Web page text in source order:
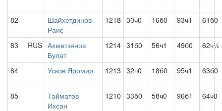
82
Шайхетдинов
Раис
1218 30ч0 16б0 93ч1 61б0
83 RUS Ахметзянов
Булат
1214 31б0 56ч1 49б0 62ч½
84 Усков Яромир 1213 32ч0 18б0 95ч1 63б0
85
Тайматов
Ихсан
1210 33б0 58ч0 96б1 64ч0